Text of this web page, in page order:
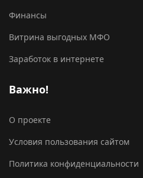
Финансы
Витрина выгодных МФО
Заработок в интернете
Важно!
О проекте
Условия пользования сайтом
Политика конфиденциальности